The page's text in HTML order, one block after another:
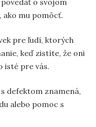
ako mu pomôcť.
pre ľudí, ktorých
keď zistíte, že oni
isté pre vás.
defektom znamená,
alebo pomoc s